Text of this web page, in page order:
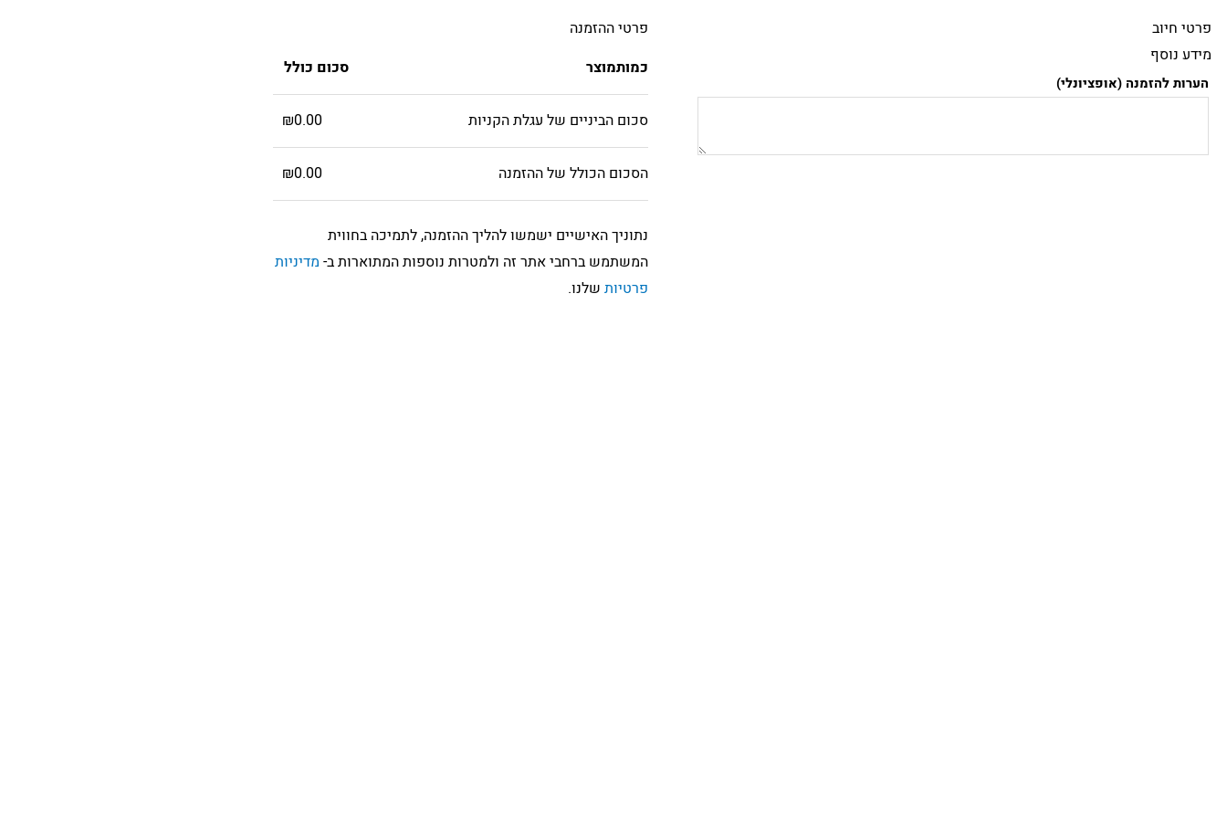
לתוכןפרטי חיוב‫
מידע נוסף
הערות להזמנה (אופציונלי)
פרטי ההזמנה
מוצרכמות סכום כולל
סכום הביניים של עגלת הקניות ₪0.00
הסכום הכולל של ההזמנה ₪0.00
נתוניך האישיים ישמשו להליך ההזמנה, לתמיכה בחווית
המשתמש ברחבי אתר זה ולמטרות נוספות המתוארות ב- מדיניות
פרטיות שלנו.